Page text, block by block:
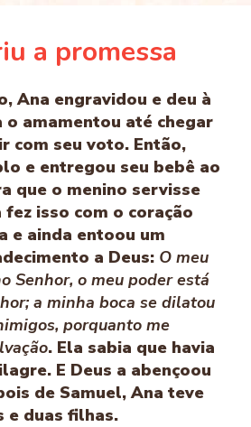
a promessa
Ana engravidou e deu à
o amamentou até chegar
com seu voto. Então,
e entregou seu bebê ao
que o menino servisse
fez isso com o coração
e ainda entoou um
a Deus: O meu
Senhor, o meu poder está
a minha boca se dilatou
porquanto me
. Ela sabia que havia
E Deus a abençoou
de Samuel, Ana teve
e duas filhas.